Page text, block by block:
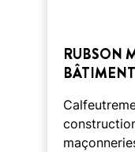
RUBSON
BÂTIMENT